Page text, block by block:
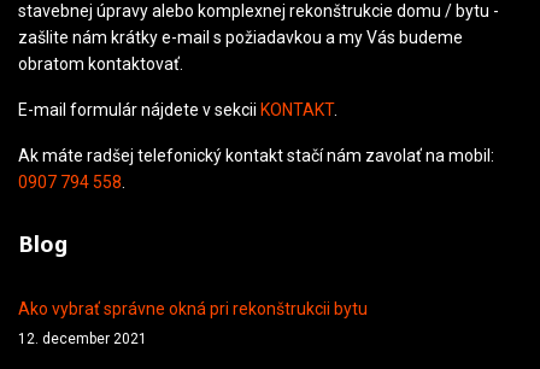
stavebnej úpravy alebo komplexnej rekonštrukcie domu / bytu -
zašlite nám krátky e-mail s požiadavkou a my Vás budeme
obratom kontaktovať.
E-mail formulár nájdete v sekcii KONTAKT.
Ak máte radšej telefonický kontakt stačí nám zavolať na mobil:
0907 794 558.
Blog
Ako vybrať správne okná pri rekonštrukcii bytu
12. december 2021